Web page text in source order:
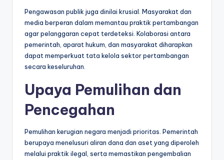
Pengawasan publik juga dinilai krusial. Masyarakat dan
media berperan dalam memantau praktik pertambangan
agar pelanggaran cepat terdeteksi. Kolaborasi antara
pemerintah, aparat hukum, dan masyarakat diharapkan
dapat memperkuat tata kelola sektor pertambangan
secara keseluruhan.
Upaya Pemulihan dan
Pencegahan
Pemulihan kerugian negara menjadi prioritas. Pemerintah
berupaya menelusuri aliran dana dan aset yang diperoleh
melalui praktik ilegal, serta memastikan pengembalian